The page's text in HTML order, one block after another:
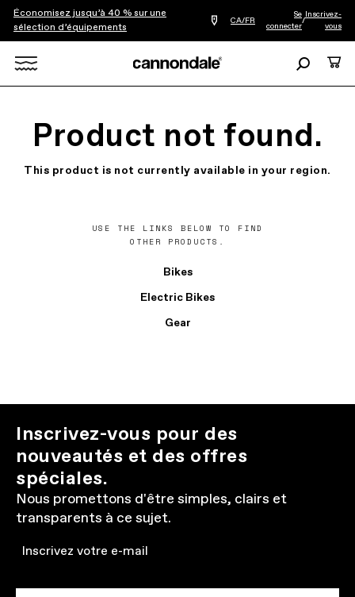
Économisez jusqu’à 40 % sur une
sélection d’équipements
Trouver
détaillant
CA/FR
Se
connecter
/
Inscrivez-
vous
Product not found.
This product is not currently available in your region.
USE THE LINKS BELOW TO FIND
OTHER PRODUCTS.
Bikes
Electric Bikes
Gear
Inscrivez-vous pour des
nouveautés et des offres
spéciales.
Nous promettons d'être simples, clairs et
transparents à ce sujet.
Email